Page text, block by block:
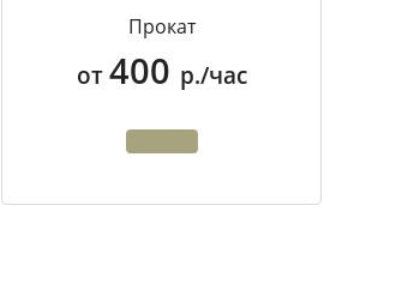
Прокат
от400 р./час